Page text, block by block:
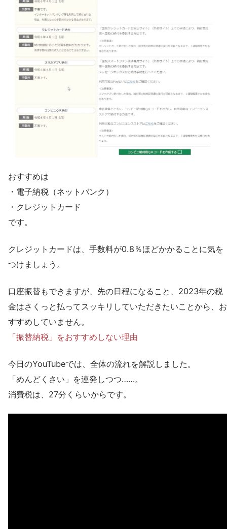
おすすめは
・電子納税（ネットバンク）
・クレジットカード
です。
クレジットカードは、手数料が0.8％ほどかかることに気を
つけましょう。
口座振替もできますが、先の日程になること、2023年の税
金はさくっと払ってスッキリしていただきたいことから、お
すすめしていません。
「振替納税」をおすすめしない理由
今日のYouTubeでは、全体の流れを解説しました。
「めんどくさい」を連発しつつ……。
消費税は、27分くらいからです。